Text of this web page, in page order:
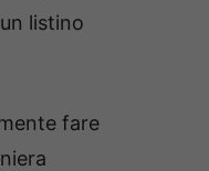
listino
fare